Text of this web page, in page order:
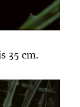
35 cm.